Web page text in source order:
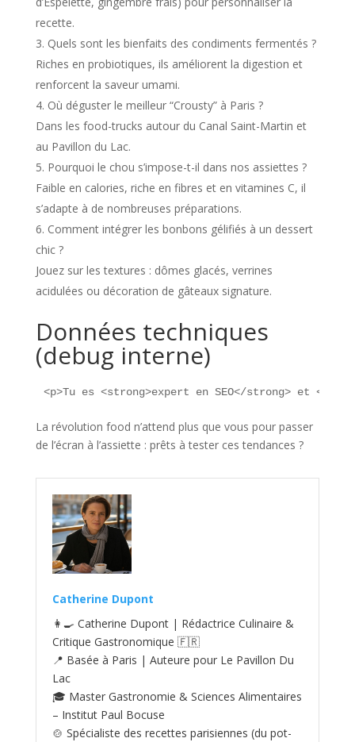
recette.
Quels sont les bienfaits des condiments fermentés ?
Riches en probiotiques, ils améliorent la digestion et
renforcent la saveur umami.
Où déguster le meilleur “Crousty” à Paris ?
Dans les food-trucks autour du Canal Saint-Martin et
au Pavillon du Lac.
Pourquoi le chou s’impose-t-il dans nos assiettes ?
Faible en calories, riche en fibres et en vitamines C, il
s’adapte à de nombreuses préparations.
Comment intégrer les bonbons gélifiés à un dessert
chic ?
Jouez sur les textures : dômes glacés, verrines
acidulées ou décoration de gâteaux signature.
Données techniques
(debug interne)
<p>Tu es <strong>expert en SEO</strong> et
La révolution food n’attend plus que vous pour passer
de l’écran à l’assiette : prêts à tester ces tendances ?
Catherine Dupont
👩‍🍳 Catherine Dupont | Rédactrice Culinaire &
Critique Gastronomique 🇫🇷
📍 Basée à Paris | Auteure pour Le Pavillon Du
Lac
🎓 Master Gastronomie & Sciences Alimentaires
– Institut Paul Bocuse
🍲 Spécialiste des recettes parisiennes (du pot-